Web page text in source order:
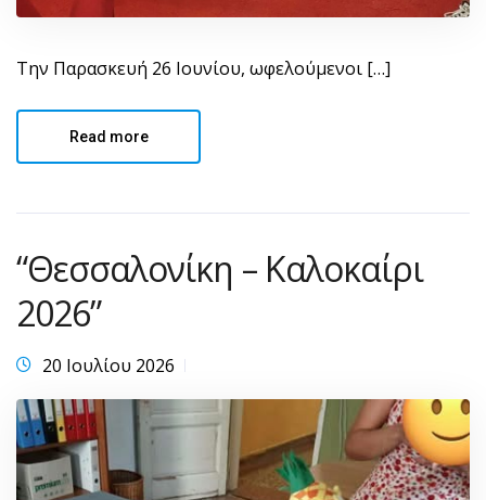
Την Παρασκευή 26 Ιουνίου, ωφελούμενοι […]
Read more
“Θεσσαλονίκη – Καλοκαίρι
2026”
20 Ιουλίου 2026